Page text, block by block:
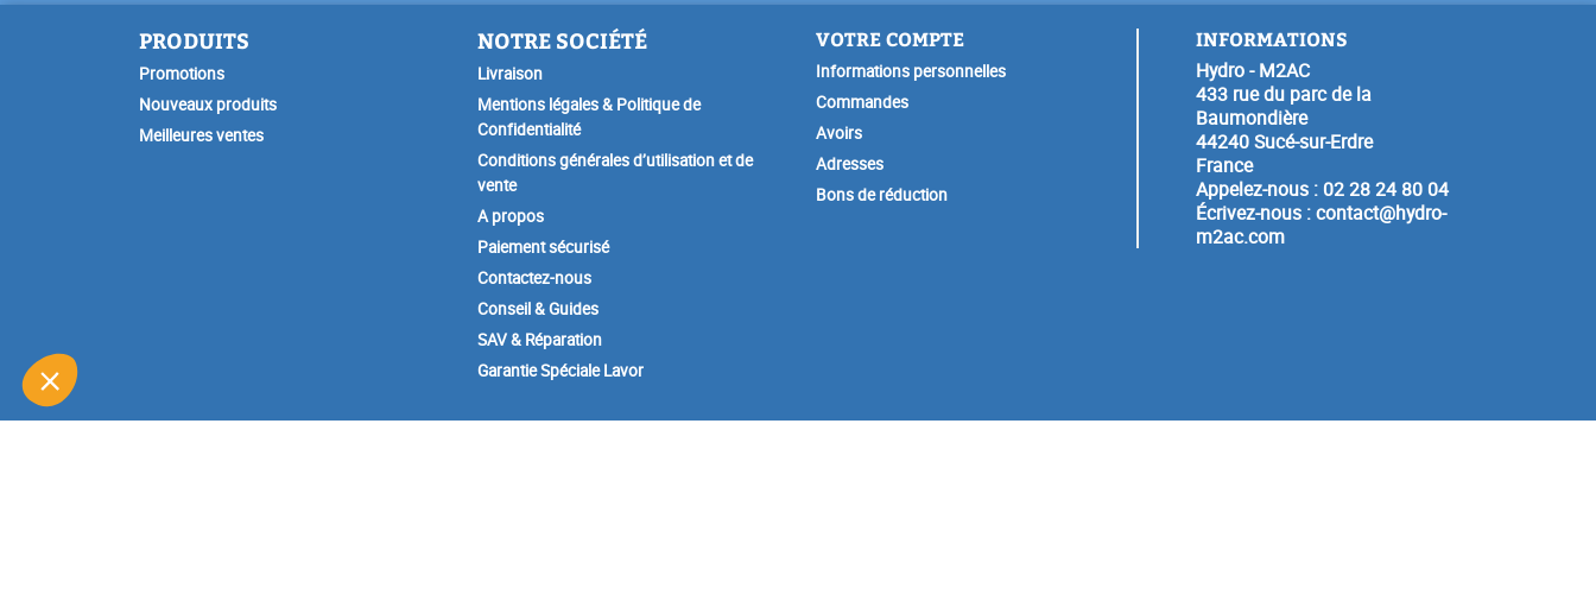
PRODUITS
Promotions
Nouveaux produits
Meilleures ventes
NOTRE SOCIÉTÉ
Livraison
Mentions légales & Politique de
Confidentialité
Conditions générales d’utilisation et de
vente
A propos
Paiement sécurisé
Contactez-nous
Conseil & Guides
SAV & Réparation
Garantie Spéciale Lavor
VOTRE COMPTE
Informations personnelles
Commandes
Avoirs
Adresses
Bons de réduction
INFORMATIONS
Hydro - M2AC
433 rue du parc de la
Baumondière
44240 Sucé-sur-Erdre
France
Appelez-nous : 02 28 24 80 04
Écrivez-nous :contact@hydro-
m2ac.com